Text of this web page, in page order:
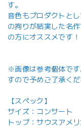
す。
音色もプロダクトと
の拘りが結実した名
の方にオススメです！
※画像は参考個体で
すので予めご了承くだ
【スペック】
サイズ：コンサート
トップ：サウスアメ